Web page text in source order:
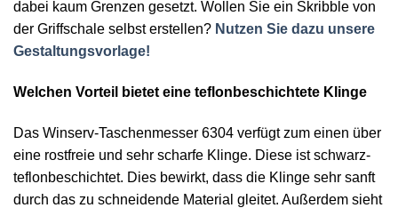
dabei kaum Grenzen gesetzt. Wollen Sie ein Skribble von
der Griffschale selbst erstellen? Nutzen Sie dazu unsere
Gestaltungsvorlage!
Welchen Vorteil bietet eine teflonbeschichtete Klinge
Das Winserv-Taschenmesser 6304 verfügt zum einen über
eine rostfreie und sehr scharfe Klinge. Diese ist schwarz-
teflonbeschichtet. Dies bewirkt, dass die Klinge sehr sanft
durch das zu schneidende Material gleitet. Außerdem sieht